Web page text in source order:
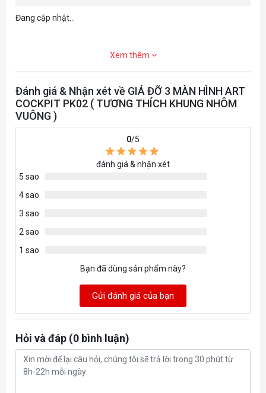
Đang cập nhật...
Xem thêm
Đánh giá & Nhận xét về GIÁ ĐỠ 3 MÀN HÌNH ART
COCKPIT PK02 ( TƯƠNG THÍCH KHUNG NHÔM
VUÔNG )
0/5
đánh giá & nhận xét
5 sao
4 sao
3 sao
2 sao
1 sao
Bạn đã dùng sản phẩm này?
Gửi đánh giá của bạn
Hỏi và đáp (0 bình luận)